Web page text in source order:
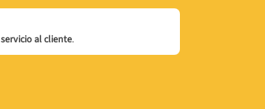
servicio al cliente.